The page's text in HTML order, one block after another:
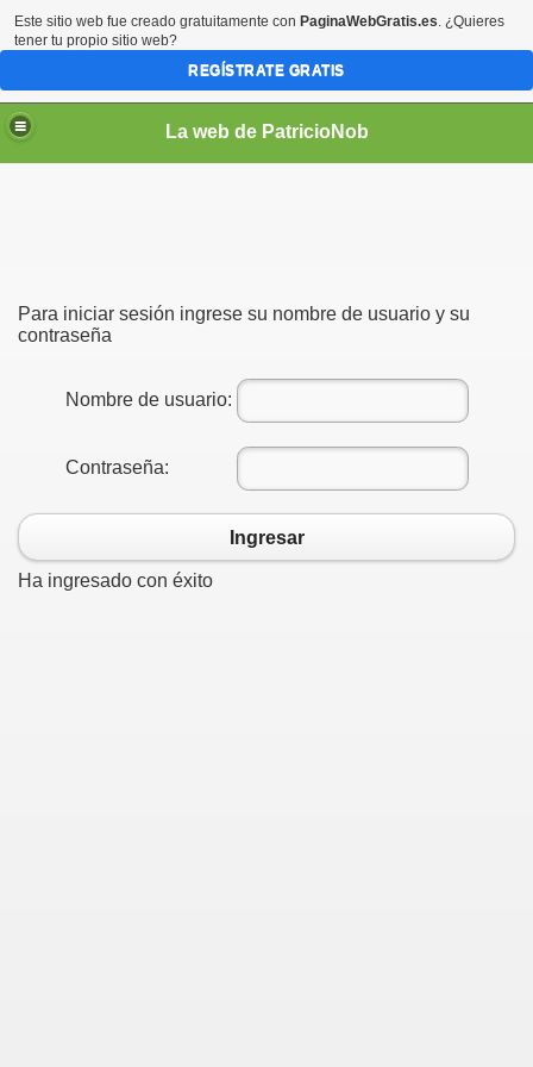
La web de PatricioNob
Para iniciar sesión ingrese su nombre de usuario y su
contraseña
Nombre de usuario:
Contraseña:
Ingresar
Ha ingresado con éxito
Este sitio web fue creado gratuitamente con PaginaWebGratis.es. ¿Quieres
tener tu propio sitio web?
REGÍSTRATE GRATIS